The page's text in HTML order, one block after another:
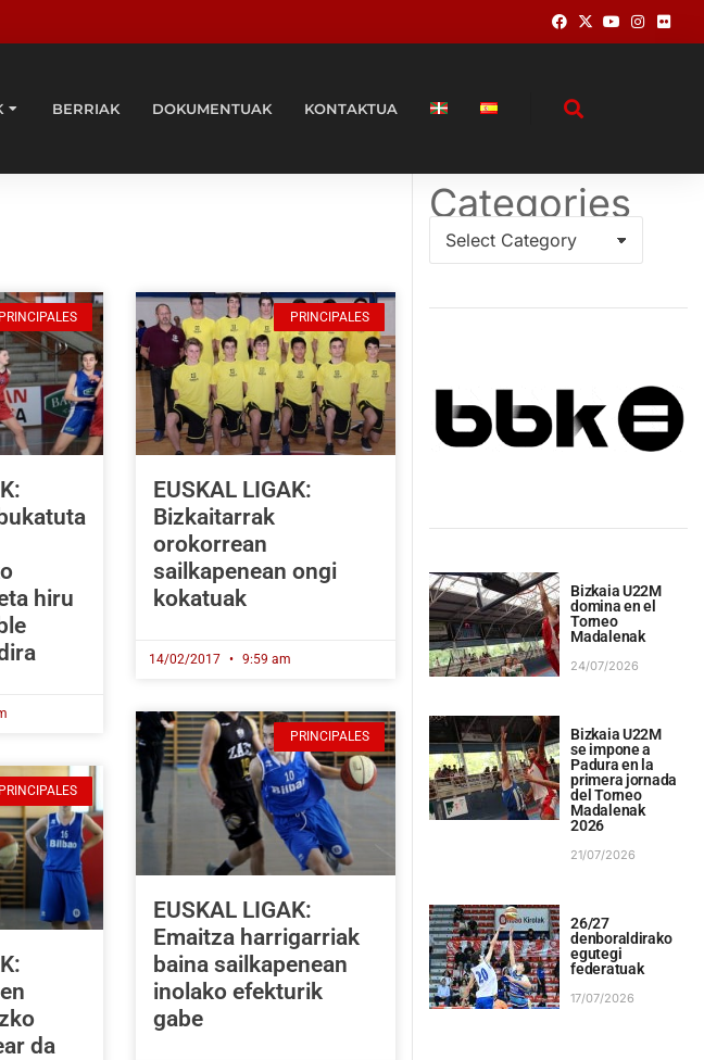
BERRIAK DOKUMENTUAK KONTAKTUA
PRINCIPALES
hiru
PRINCIPALES
EUSKAL LIGAK:
Bizkaitarrak
orokorrean
sailkapenean ongi
kokatuak
14/02/2017 9:59 am
PRINCIPALES
da
PRINCIPALES
EUSKAL LIGAK:
Emaitza harrigarriak
baina sailkapenean
inolako efekturik
gabe
Categories
Bizkaia U22M
domina en el
Torneo
Madalenak
24/07/2026
Bizkaia U22M
se impone a
Padura en la
primera jornada
del Torneo
Madalenak
2026
21/07/2026
26/27
denboraldirako
egutegi
federatuak
17/07/2026